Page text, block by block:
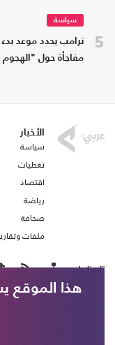
5
سياسة
ترامب يحدد موعد
مفاجأة حول
الأخبار
سياسة
تغطيات
اقتصاد
رياضة
صحافة
ملفات
تابعنا على
هذا الموقع